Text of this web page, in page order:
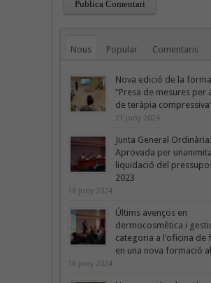
Nous Popular Comentaris
Nova edició de la
“Presa de mesures per
de teràpia
21 juny 2024
Junta General Ordinària:
Aprovada per
liquidació del
2023
18 juny 2024
Últims avenços en
dermocosmètica i
categoria a l’oficina de
en una nova formació al
18 juny 2024